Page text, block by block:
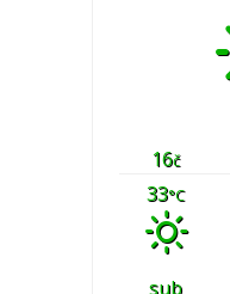
16č
33°C
sub